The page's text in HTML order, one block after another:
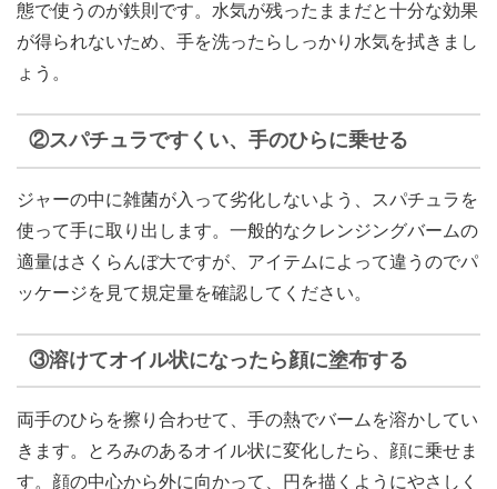
態で使うのが鉄則です。水気が残ったままだと十分な効果
が得られないため、手を洗ったらしっかり水気を拭きまし
ょう。
②スパチュラですくい、手のひらに乗せる
ジャーの中に雑菌が入って劣化しないよう、スパチュラを
使って手に取り出します。一般的なクレンジングバームの
適量はさくらんぼ大ですが、アイテムによって違うのでパ
ッケージを見て規定量を確認してください。
③溶けてオイル状になったら顔に塗布する
両手のひらを擦り合わせて、手の熱でバームを溶かしてい
きます。とろみのあるオイル状に変化したら、顔に乗せま
す。顔の中心から外に向かって、円を描くようにやさしく